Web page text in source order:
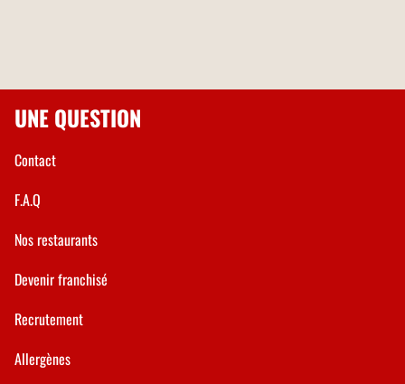
UNE QUESTION
Contact
F.A.Q
Nos restaurants
Devenir franchisé
Recrutement
Allergènes